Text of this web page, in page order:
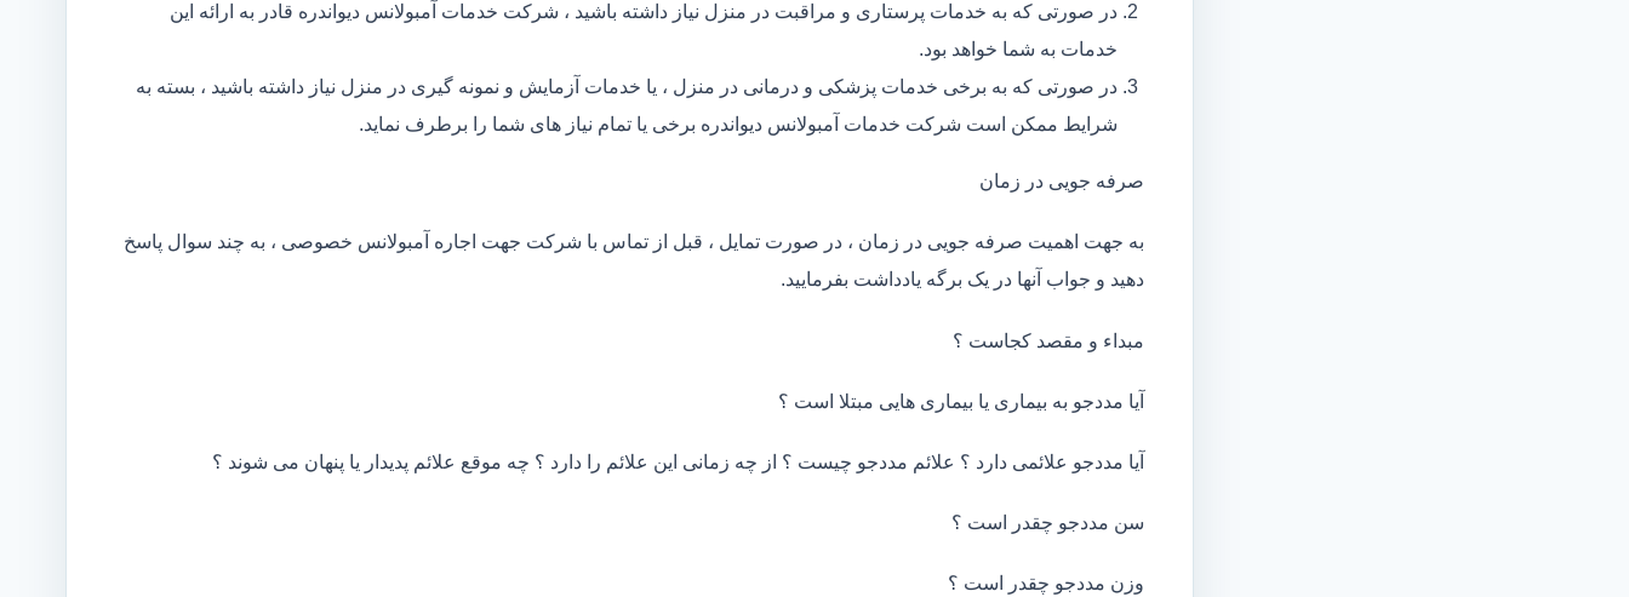
در صورتی که به خدمات پرستاری و مراقبت در منزل نیاز داشته باشید ، شرکت خدمات آمبولانس دیواندره قادر به ارائه این
خدمات به شما خواهد بود.
در صورتی که به برخی خدمات پزشکی و درمانی در منزل ، یا خدمات آزمایش و نمونه گیری در منزل نیاز داشته باشید ، بسته به
شرایط ممکن است شرکت خدمات آمبولانس دیواندره برخی یا تمام نیاز های شما را برطرف نماید.
صرفه جویی در زمان
به جهت اهمیت صرفه جویی در زمان ، در صورت تمایل ، قبل از تماس با شرکت جهت اجاره آمبولانس خصوصی ، به چند سوال پاسخ
دهید و جواب آنها در یک برگه یادداشت بفرمایید.
مبداء و مقصد کجاست ؟
آیا مددجو به بیماری یا بیماری هایی مبتلا است ؟
آیا مددجو علائمی دارد ؟ علائم مددجو چیست ؟ از چه زمانی این علائم را دارد ؟ چه موقع علائم پدیدار یا پنهان می شوند ؟
سن مددجو چقدر است ؟
وزن مددجو چقدر است ؟